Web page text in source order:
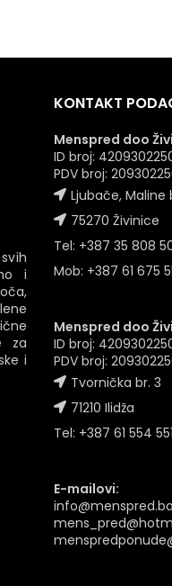
i
za
i
KONTAKT
Menspred doo
ID broj:
PDV broj:
Ljubače, Maline
75270 Živinice
Tel: +387 35 808
Mob: +387 61 675
Menspred doo
ID broj:
PDV broj:
Tvornička br. 3
71210 Ilidža
Tel: +387 61 554 551
E-mailovi:
info@menspred.ba